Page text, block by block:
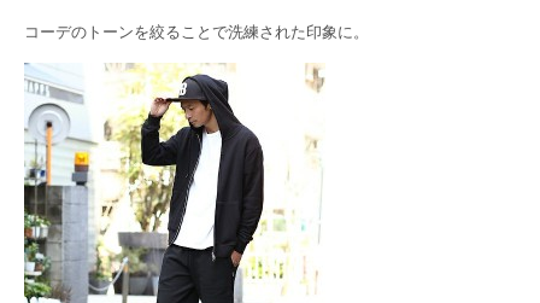
コーデのトーンを絞ることで洗練された印象に。